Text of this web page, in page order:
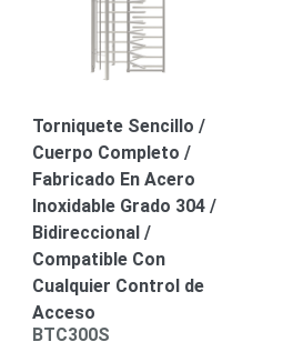
HoneywellWisenet
Torniquete Sencillo /
Cuerpo Completo /
Fabricado En Acero
Inoxidable Grado 304 /
Bidireccional /
Compatible Con
Cualquier Control de
Acceso
BTC300S